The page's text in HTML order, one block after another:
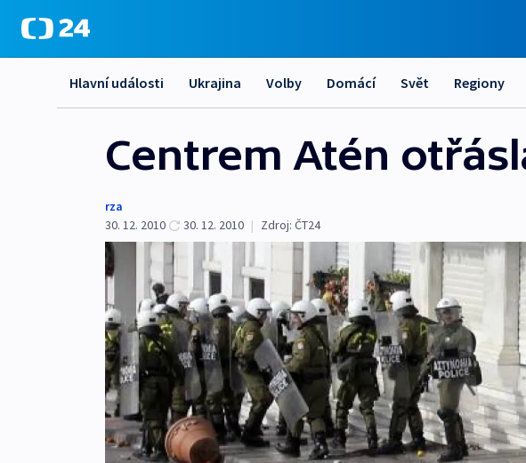
Hlavní události Ukrajina Volby Domácí Svět Regiony
Centrem Atén
rza
30. 12. 2010
30. 12. 2010 | Zdroj: ČT24